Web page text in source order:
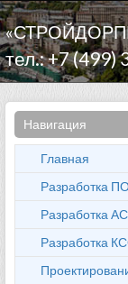
тел.: +7 (499)
Навигация
Главная
Разработка
Разработка
Разработка